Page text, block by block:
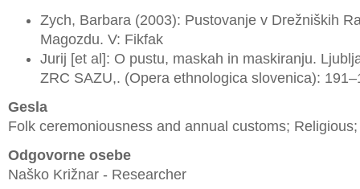
Zych, Barbara (2003): Pustovanje v Drežniških
Magozdu. V: Fikfak
Jurij [et al]: O pustu, maskah in maskiranju.
ZRC SAZU,. (Opera ethnologica slovenica):
Gesla
Folk ceremoniousness and annual customs;
Odgovorne osebe
Naško Križnar - Researcher